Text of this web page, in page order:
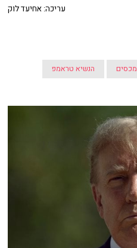
עריכה: אחיעד לוק
מכסים הנשיא טראמפ